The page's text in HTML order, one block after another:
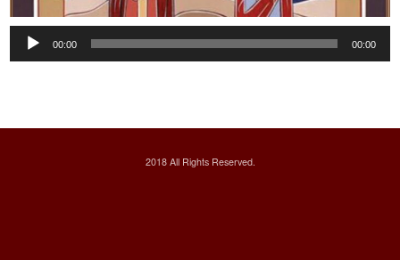
Audio
Player
00:00 00:00
2018 All Rights Reserved.